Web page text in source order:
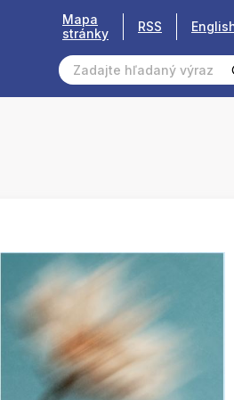
Mapa
stránky
RSS